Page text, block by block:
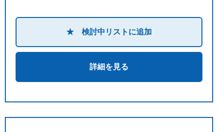
★ 検討中リストに追加
詳細を見る